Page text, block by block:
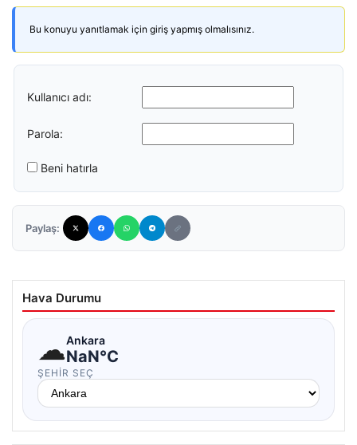
Bu konuyu yanıtlamak için giriş yapmış olmalısınız.
Kullanıcı adı:
Parola:
Beni hatırla
Paylaş:
Hava Durumu
☁Ankara
NaN°C
ŞEHIR SEÇ